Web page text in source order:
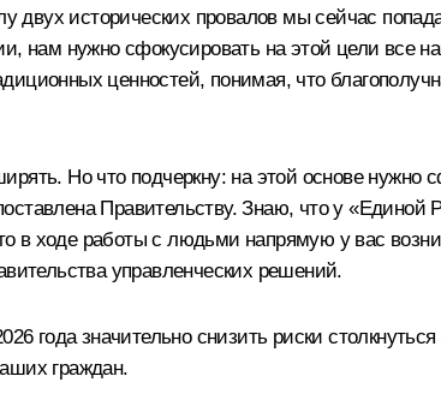
двух исторических провалов мы сейчас
нам нужно сфокусировать на этой цели все
ценностей, понимая, что
Но что подчеркну: на этой основе
Правительству. Знаю, что у «Единой
в ходе работы с людьми напрямую у вас
управленческих решений.
года значительно снизить риски
граждан.